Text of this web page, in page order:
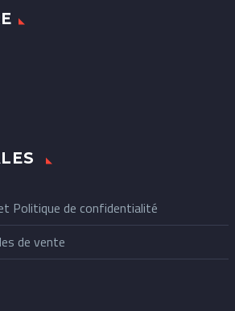
Politique de confidentialité
de vente